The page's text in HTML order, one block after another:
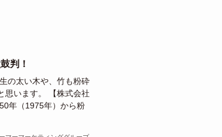
判！
の太い木や、竹も粉砕
思います。 【株式会社
年（1975年）から粉